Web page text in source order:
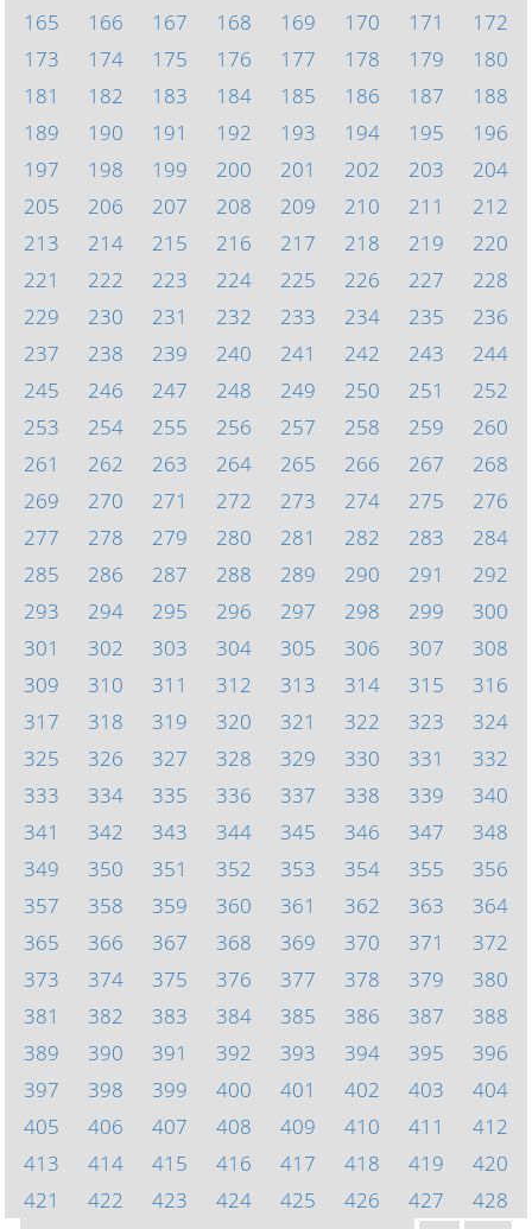
165
166 167 168 169 170 171
172
173
174 175 176 177 178 179
180
181
182 183 184 185 186 187
188
189
190 191 192 193 194 195
196
197
198 199 200 201 202 203
204
205
206 207 208 209 210 211
212
213
214 215 216 217 218 219
220
221
222 223 224 225 226 227
228
229
230 231 232 233 234 235
236
237
238 239 240 241 242 243
244
245
246 247 248 249 250 251
252
253
254 255 256 257 258 259
260
261
262 263 264 265 266 267
268
269
270 271 272 273 274 275
276
277
278 279 280 281 282 283
284
285
286 287 288 289 290 291
292
293
294 295 296 297 298 299
300
301
302 303 304 305 306 307
308
309
310 311 312 313 314 315
316
317
318 319 320 321 322 323
324
325
326 327 328 329 330 331
332
333
334 335 336 337 338 339
340
341
342 343 344 345 346 347
348
349
350 351 352 353 354 355
356
357
358 359 360 361 362 363
364
365
366 367 368 369 370 371
372
373
374 375 376 377 378 379
380
381
382 383 384 385 386 387
388
389
390 391 392 393 394 395
396
397
398 399 400 401 402 403
404
405
406 407 408 409 410 411
412
413
414 415 416 417 418 419
420
421
422 423 424 425 426 427
428